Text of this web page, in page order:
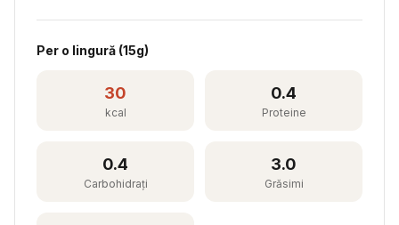
Per o lingură (15g)
30
kcal
0.4
Proteine
0.4
Carbohidrați
3.0
Grăsimi